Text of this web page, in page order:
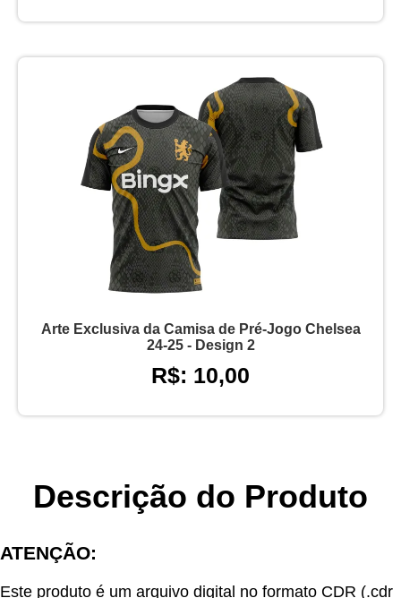
Arte Exclusiva da Camisa de Pré-Jogo Chelsea
24-25 - Design 2
R$: 10,00
Descrição do Produto
ATENÇÃO:
Este produto é um arquivo digital no formato CDR (.cdr